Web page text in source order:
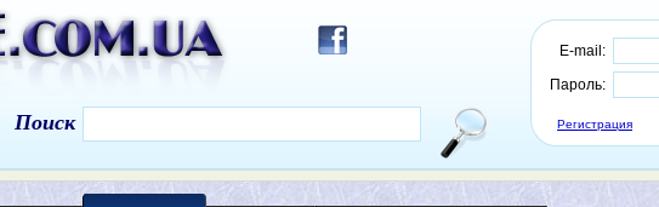
E-mail:
Пароль:
Регистрация
Поиск